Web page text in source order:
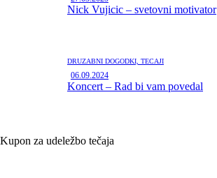
Nick Vujicic – svetovni motivator
DRUŽABNI DOGODKI, TEČAJI
06.09.2024
Koncert – Rad bi vam povedal
Kupon za udeležbo tečaja